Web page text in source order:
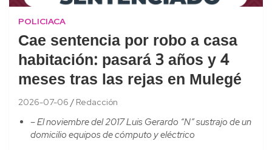
POLICIACA
Cae sentencia por robo a casa
habitación: pasará 3 años y 4
meses tras las rejas en Mulegé
2026-07-06 Redacción
– El noviembre del 2017 Luis Gerardo “N” sustrajo de un
domicilio equipos de cómputo y eléctrico